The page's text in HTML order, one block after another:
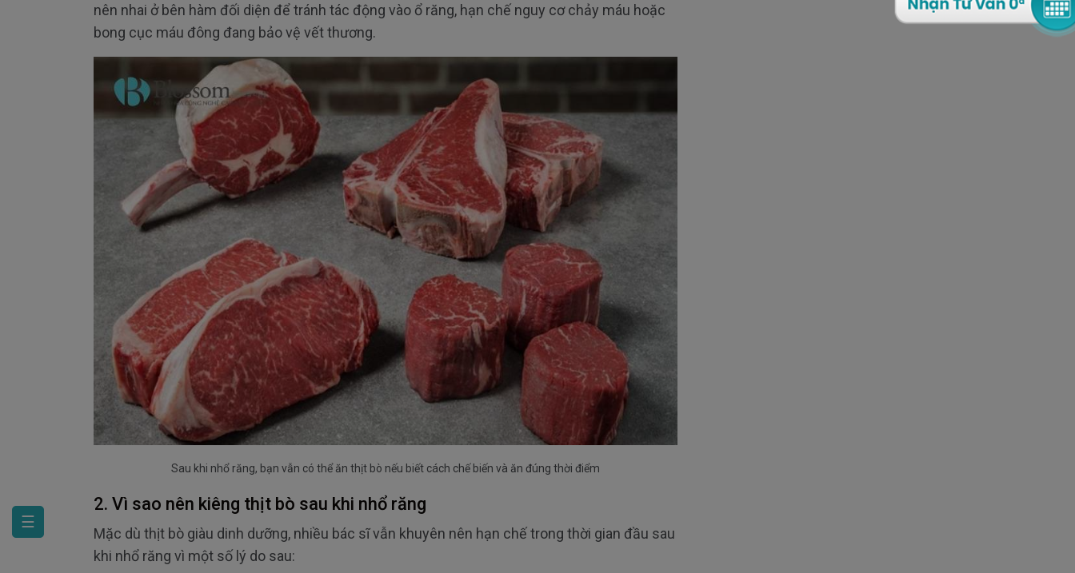
☰
nên nhai ở bên hàm đối diện để tránh tác động vào ổ răng, hạn chế nguy cơ chảy máu hoặc
bong cục máu đông đang bảo vệ vết thương.
Sau khi nhổ răng, bạn vẫn có thể ăn thịt bò nếu biết cách chế biến và ăn đúng thời điểm
2. Vì sao nên kiêng thịt bò sau khi nhổ răng
Mặc dù thịt bò giàu dinh dưỡng, nhiều bác sĩ vẫn khuyên nên hạn chế trong thời gian đầu sau
khi nhổ răng vì một số lý do sau: